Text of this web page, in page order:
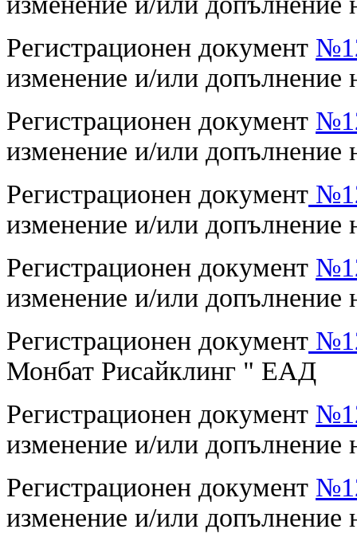
Регистрационен документ
изменение и/или
Регистрационен документ
изменение и/или
Регистрационен документ
изменение и/или допълнение
Регистрационен документ
изменение и/или допълнение
Регистрационен документ
Монбат Рисайклинг " ЕАД
Регистрационен документ
изменение и/или допълнение
Регистрационен документ
изменение и/или допълнение